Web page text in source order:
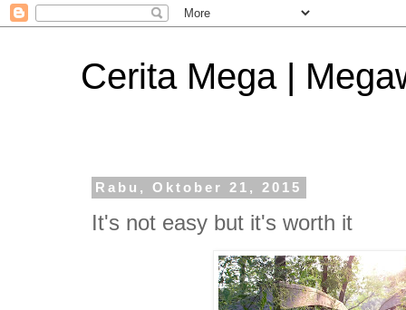
Cerita Mega |
Rabu, Oktober 21, 2015
It's not easy but it's worth it